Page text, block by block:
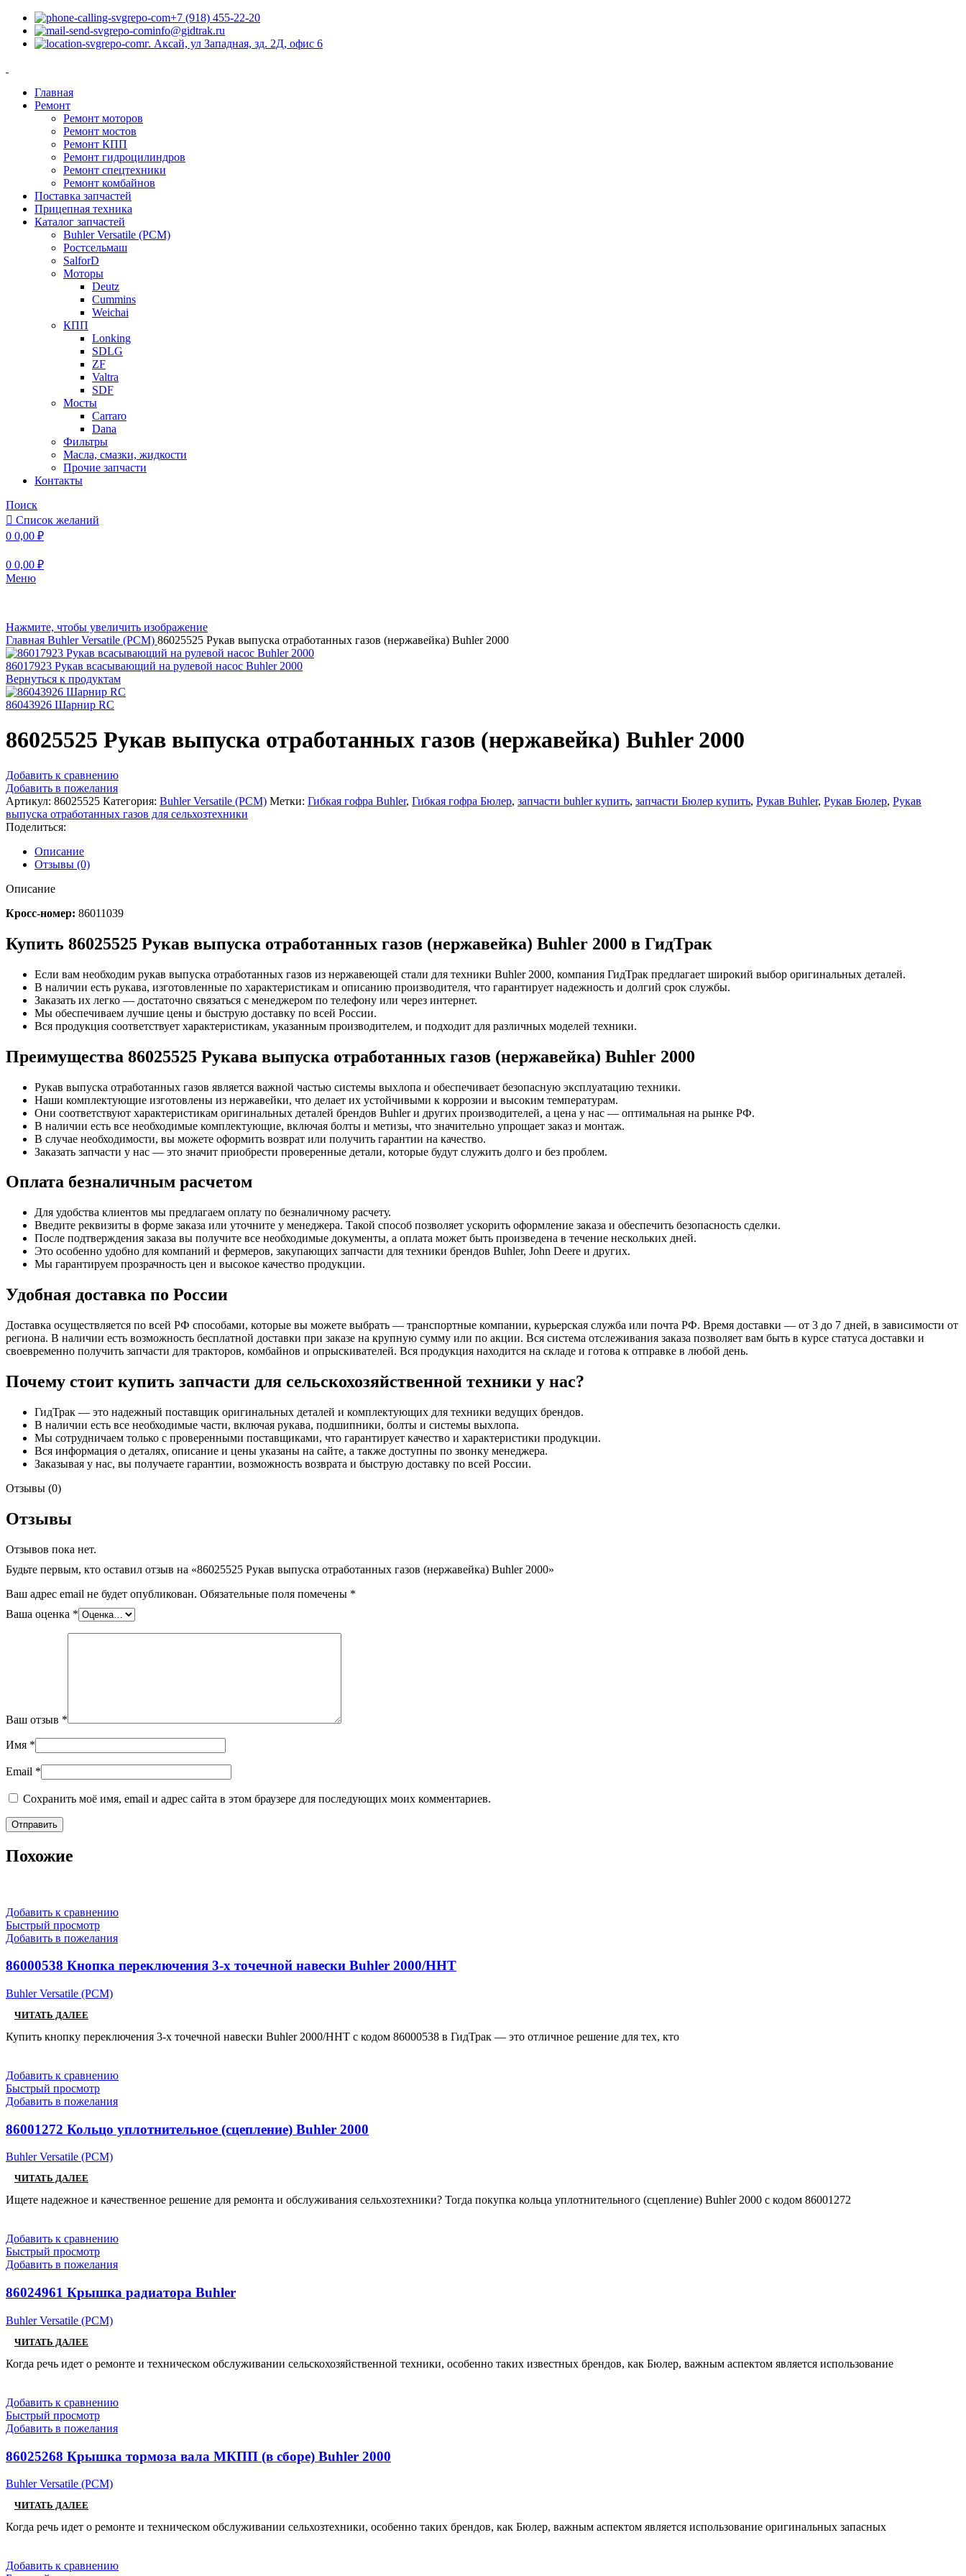
+7 (918) 455-22-20
info@gidtrak.ru
г. Аксай, ул Западная, зд. 2Д, офис 6
Главная
Ремонт
Ремонт моторов
Ремонт мостов
Ремонт КПП
Ремонт гидроцилиндров
Ремонт спецтехники
Ремонт комбайнов
Поставка запчастей
Прицепная техника
Каталог запчастей
Buhler Versatile (РСМ)
Ростсельмаш
SalforD
Моторы
Deutz
Cummins
Weichai
КПП
Lonking
SDLG
ZF
Valtra
SDF
Мосты
Carraro
Dana
Фильтры
Масла, смазки, жидкости
Прочие запчасти
Контакты
Поиск
Список желаний
0 0,00 ₽
0 0,00 ₽
Меню
Нажмите, чтобы увеличить изображение
Главная Buhler Versatile (РСМ) 86025525 Рукав выпуска отработанных газов (нержавейка) Buhler 2000
86017923 Рукав всасывающий на рулевой насос Buhler 2000
Вернуться к продуктам
86043926 Шарнир RC
86025525 Рукав выпуска отработанных газов (нержавейка) Buhler 2000
Добавить к сравнению
Добавить в пожелания
Артикул: 86025525 Категория: Buhler Versatile (РСМ) Метки: Гибкая гофра Buhler, Гибкая гофра Бюлер, запчасти buhler купить, запчасти Бюлер купить, Рукав Buhler, Рукав Бюлер, Рукав
выпуска отработанных газов для сельхозтехники
Поделиться:
Описание
Отзывы (0)
Описание
Кросс-номер: 86011039
Купить 86025525 Рукав выпуска отработанных газов (нержавейка) Buhler 2000 в ГидТрак
Если вам необходим рукав выпуска отработанных газов из нержавеющей стали для техники Buhler 2000, компания ГидТрак предлагает широкий выбор оригинальных деталей.
В наличии есть рукава, изготовленные по характеристикам и описанию производителя, что гарантирует надежность и долгий срок службы.
Заказать их легко — достаточно связаться с менеджером по телефону или через интернет.
Мы обеспечиваем лучшие цены и быструю доставку по всей России.
Вся продукция соответствует характеристикам, указанным производителем, и подходит для различных моделей техники.
Преимущества 86025525 Рукава выпуска отработанных газов (нержавейка) Buhler 2000
Рукав выпуска отработанных газов является важной частью системы выхлопа и обеспечивает безопасную эксплуатацию техники.
Наши комплектующие изготовлены из нержавейки, что делает их устойчивыми к коррозии и высоким температурам.
Они соответствуют характеристикам оригинальных деталей брендов Buhler и других производителей, а цена у нас — оптимальная на рынке РФ.
В наличии есть все необходимые комплектующие, включая болты и метизы, что значительно упрощает заказ и монтаж.
В случае необходимости, вы можете оформить возврат или получить гарантии на качество.
Заказать запчасти у нас — это значит приобрести проверенные детали, которые будут служить долго и без проблем.
Оплата безналичным расчетом
Для удобства клиентов мы предлагаем оплату по безналичному расчету.
Введите реквизиты в форме заказа или уточните у менеджера. Такой способ позволяет ускорить оформление заказа и обеспечить безопасность сделки.
После подтверждения заказа вы получите все необходимые документы, а оплата может быть произведена в течение нескольких дней.
Это особенно удобно для компаний и фермеров, закупающих запчасти для техники брендов Buhler, John Deere и других.
Мы гарантируем прозрачность цен и высокое качество продукции.
Удобная доставка по России
Доставка осуществляется по всей РФ способами, которые вы можете выбрать — транспортные компании, курьерская служба или почта РФ. Время доставки — от 3 до 7 дней, в зависимости от
региона. В наличии есть возможность бесплатной доставки при заказе на крупную сумму или по акции. Вся система отслеживания заказа позволяет вам быть в курсе статуса доставки и
своевременно получить запчасти для тракторов, комбайнов и опрыскивателей. Вся продукция находится на складе и готова к отправке в любой день.
Почему стоит купить запчасти для сельскохозяйственной техники у нас?
ГидТрак — это надежный поставщик оригинальных деталей и комплектующих для техники ведущих брендов.
В наличии есть все необходимые части, включая рукава, подшипники, болты и системы выхлопа.
Мы сотрудничаем только с проверенными поставщиками, что гарантирует качество и характеристики продукции.
Вся информация о деталях, описание и цены указаны на сайте, а также доступны по звонку менеджера.
Заказывая у нас, вы получаете гарантии, возможность возврата и быструю доставку по всей России.
Отзывы (0)
Отзывы
Отзывов пока нет.
Будьте первым, кто оставил отзыв на «86025525 Рукав выпуска отработанных газов (нержавейка) Buhler 2000»
Ваш адрес email не будет опубликован. Обязательные поля помечены *
Ваша оценка *
Ваш отзыв *
Имя *
Email *
Сохранить моё имя, email и адрес сайта в этом браузере для последующих моих комментариев.
Похожие
Добавить к сравнению
Быстрый просмотр
Добавить в пожелания
86000538 Кнопка переключения 3-х точечной навески Buhler 2000/HHT
Buhler Versatile (РСМ)
ЧИТАТЬ ДАЛЕЕ
Купить кнопку переключения 3-х точечной навески Buhler 2000/HHT с кодом 86000538 в ГидТрак — это отличное решение для тех, кто
Добавить к сравнению
Быстрый просмотр
Добавить в пожелания
86001272 Кольцо уплотнительное (сцепление) Buhler 2000
Buhler Versatile (РСМ)
ЧИТАТЬ ДАЛЕЕ
Ищете надежное и качественное решение для ремонта и обслуживания сельхозтехники? Тогда покупка кольца уплотнительного (сцепление) Buhler 2000 с кодом 86001272
Добавить к сравнению
Быстрый просмотр
Добавить в пожелания
86024961 Крышка радиатора Buhler
Buhler Versatile (РСМ)
ЧИТАТЬ ДАЛЕЕ
Когда речь идет о ремонте и техническом обслуживании сельскохозяйственной техники, особенно таких известных брендов, как Бюлер, важным аспектом является использование
Добавить к сравнению
Быстрый просмотр
Добавить в пожелания
86025268 Крышка тормоза вала МКПП (в сборе) Buhler 2000
Buhler Versatile (РСМ)
ЧИТАТЬ ДАЛЕЕ
Когда речь идет о ремонте и техническом обслуживании сельхозтехники, особенно таких брендов, как Бюлер, важным аспектом является использование оригинальных запасных
Добавить к сравнению